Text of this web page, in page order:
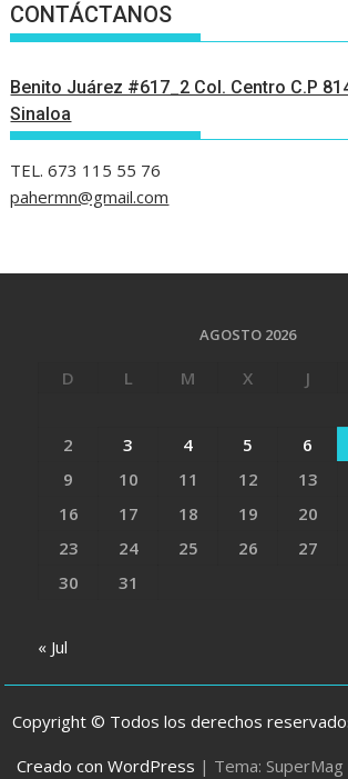
CONTÁCTANOS
Benito Juárez #617_2 Col. Centro C.P
Sinaloa
TEL. 673 115 55 76
pahermn@gmail.com
AGOSTO 2026
D L M X J
2
3 4 5 6
9
10 11 12 13
16
17 18 19 20
23
24 25 26 27
30
31
« Jul
Copyright © Todos los derechos
Creado con WordPress | Tema: